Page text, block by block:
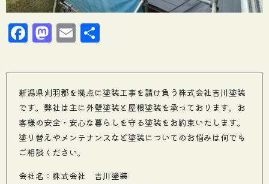
Facebook
Mastodon
Email
新潟県刈羽郡を拠点に塗装工事を請け負う株式会社吉川塗装
です。弊社は主に外壁塗装と屋根塗装を承っております。お
客様の安全・安心な暮らしを守る塗装をお約束いたします。
塗り替えやメンテナンスなど塗装についてのお悩みは何でも
ご相談ください。
会社名：株式会社 吉川塗装